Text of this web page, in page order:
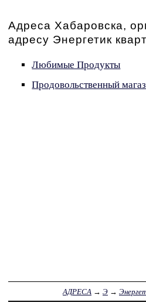
Адреса Хабаровска,
адресу Энергетик
Любимые Продукты
Продовольственный
АДРЕСА → Э →